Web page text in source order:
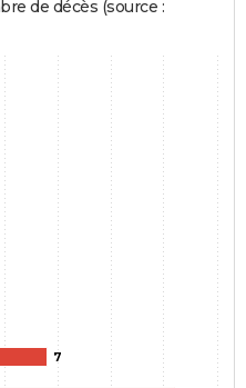
de décès (source :
7